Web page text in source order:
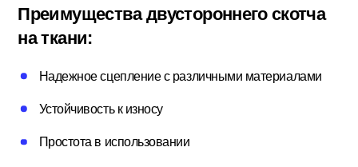
Строительный инструмент
Преимущества двустороннего скотча
на ткани:
Надежное сцепление с различными материалами
Устойчивость к износу
Простота в использовании